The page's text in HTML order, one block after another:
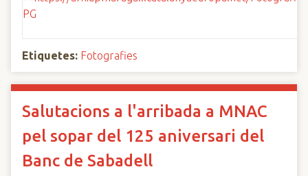
Etiquetes: Fotografies
Salutacions a l'arribada a MNAC
pel sopar del 125 aniversari del
Banc de Sabadell